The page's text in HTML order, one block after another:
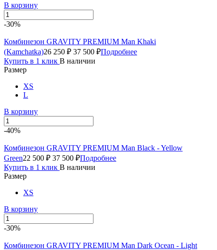
В корзину
-30%
Комбинезон GRAVITY PREMIUM Man Khaki
(Kamchatka)26 250 ₽ 37 500 ₽Подробнее
Купить в 1 клик В наличии
Размер
XS
L
В корзину
-40%
Комбинезон GRAVITY PREMIUM Man Black - Yellow
Green22 500 ₽ 37 500 ₽Подробнее
Купить в 1 клик В наличии
Размер
XS
В корзину
-30%
Комбинезон GRAVITY PREMIUM Man Dark Ocean - Light